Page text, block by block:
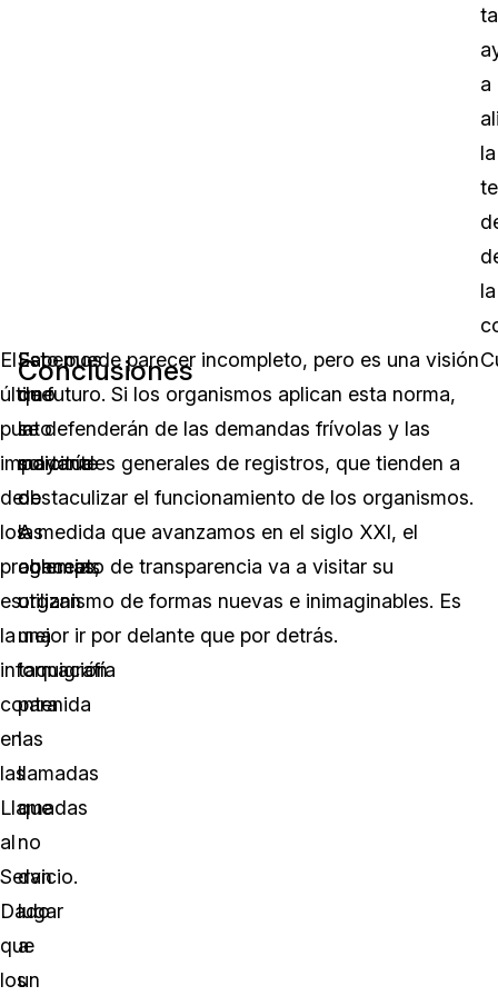
a
la
la
El
último
punto
importante
de
los
problemas,
es
la
información
contenida
en
las
Llamadas
al
Servicio.
Dado
que
los
Sabemos
que
la
mayoría
de
las
agencias
utilizan
una
taquigrafía
para
las
llamadas
que
no
dan
lugar
a
un
Conclusiones
Esto puede parecer incompleto, pero es una visión
de futuro. Si los organismos aplican esta norma,
se defenderán de las demandas frívolas y las
solicitudes generales de registros, que tienden a
obstaculizar el funcionamiento de los organismos.
A medida que avanzamos en el siglo XXI, el
concepto de transparencia va a visitar su
organismo de formas nuevas e inimaginables. Es
mejor ir por delante que por detrás.